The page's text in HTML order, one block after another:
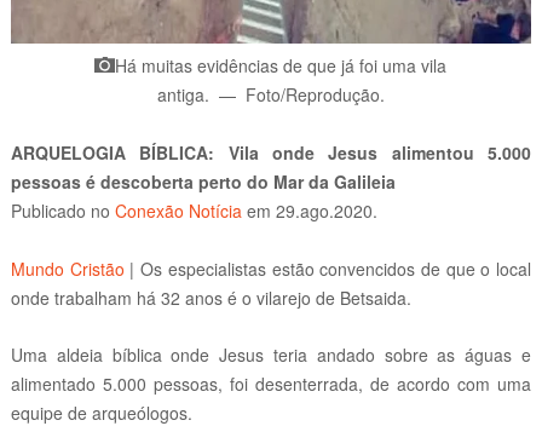
Há muitas evidências de que já foi uma vila
antiga. — Foto/Reprodução.
ARQUELOGIA BÍBLICA: Vila onde Jesus alimentou 5.000
pessoas é descoberta perto do Mar da Galileia
Publicado no Conexão Notíciaem 29.ago.2020.
Mundo Cristão |Os especialistas estão convencidos de que o local
onde trabalham há 32 anos é o vilarejo de Betsaida.
Uma aldeia bíblica onde Jesus teria andado sobre as águas e
alimentado 5.000 pessoas, foi desenterrada, de acordo com uma
equipe de arqueólogos.